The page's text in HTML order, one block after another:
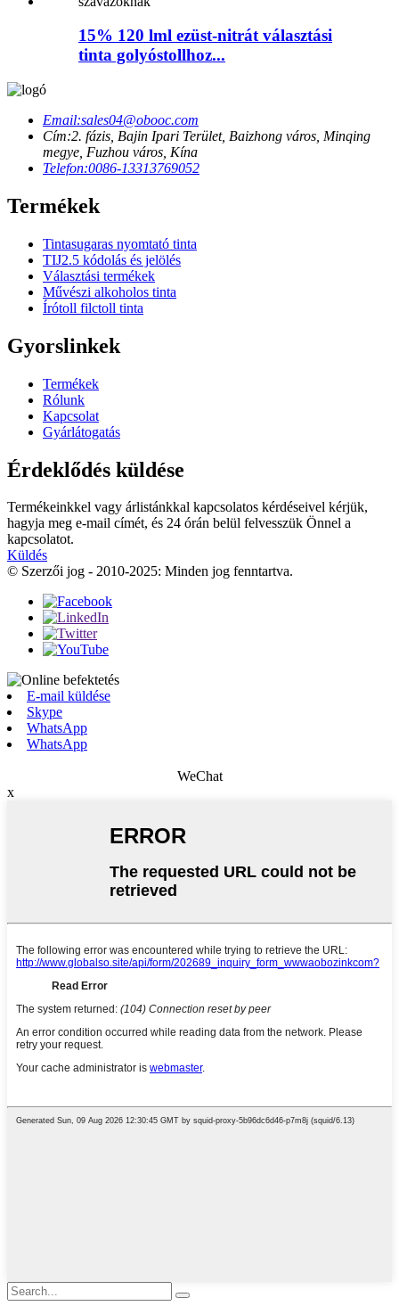
15% 120 lml ezüst-nitrát választási
tinta golyóstollhoz...
Email:sales04@obooc.com
Cím:2. fázis, Bajin Ipari Terület, Baizhong város, Minqing
megye, Fuzhou város, Kína
Telefon:0086-13313769052
Termékek
Tintasugaras nyomtató tinta
TIJ2.5 kódolás és jelölés
Választási termékek
Művészi alkoholos tinta
Írótoll filctoll tinta
Gyorslinkek
Termékek
Rólunk
Kapcsolat
Gyárlátogatás
Érdeklődés küldése
Termékeinkkel vagy árlistánkkal kapcsolatos kérdéseivel kérjük,
hagyja meg e-mail címét, és 24 órán belül felvesszük Önnel a
kapcsolatot.
Küldés
© Szerzői jog - 2010-2025: Minden jog fenntartva.
E-mail küldése
Skype
WhatsApp
WhatsApp
WeChat
x